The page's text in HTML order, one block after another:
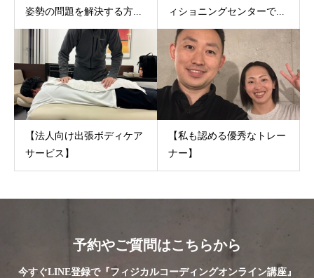
姿勢の問題を解決する方...
ィショニングセンターで...
【法人向け出張ボディケア
サービス】
【私も認める優秀なトレー
ナー】
予約やご質問はこちらから
今すぐLINE登録で『フィジカルコーディングオンライン講座』